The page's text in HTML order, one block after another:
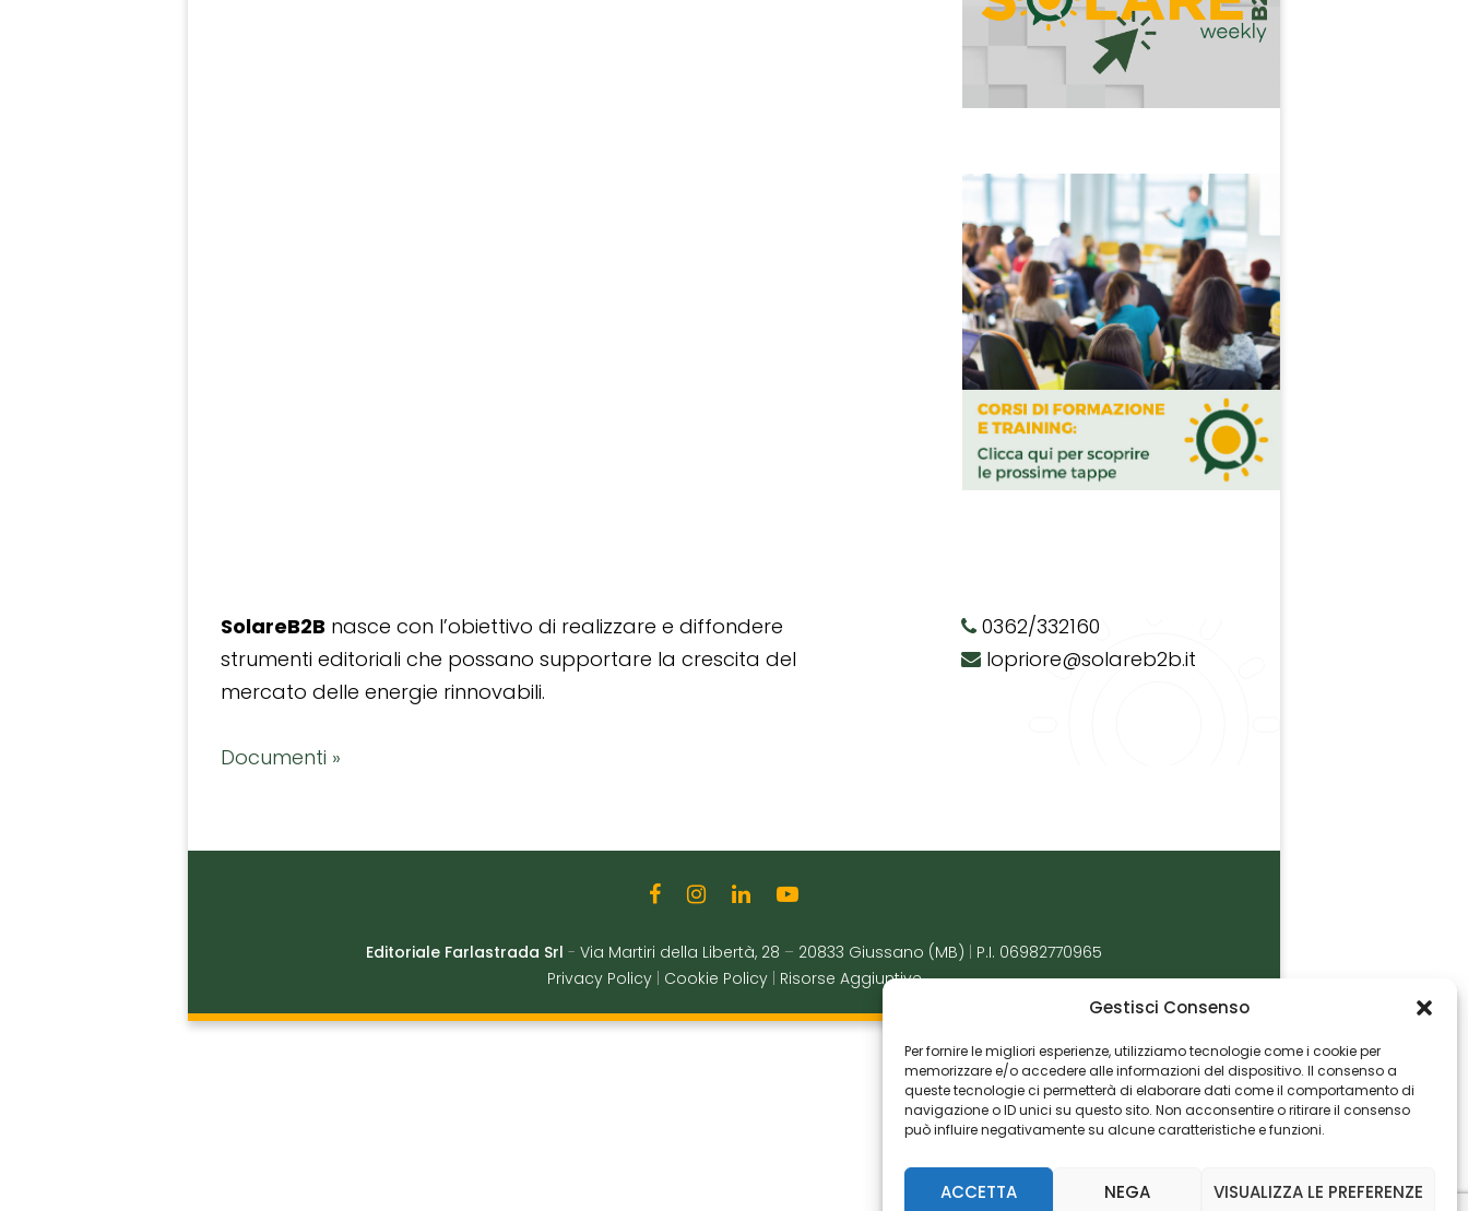
Gestisci Consenso
Per fornire le migliori esperienze, utilizziamo tecnologie come i cookie per
memorizzare e/o accedere alle informazioni del dispositivo. Il consenso a
queste tecnologie ci permetterà di elaborare dati come il comportamento di
navigazione o ID unici su questo sito. Non acconsentire o ritirare il consenso
può influire negativamente su alcune caratteristiche e funzioni.
ACCETTA NEGA VISUALIZZA LE PREFERENZE
SolareB2B nasce con l’obiettivo di realizzare e diffondere
strumenti editoriali che possano supportare la crescita del
mercato delle energie rinnovabili.
Documenti »
0362/332160
lopriore@solareb2b.it
Editoriale Farlastrada Srl - Via Martiri della Libertà, 28 – 20833 Giussano (MB)
P.I. 06982770965
Privacy Policy
Cookie Policy Risorse Aggiuntive